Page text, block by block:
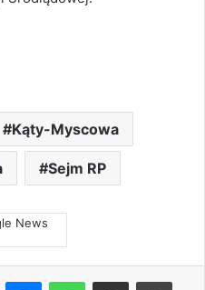
Kąty-Myscowa
Sejm RP
MessengerWhatsAppShare via Email Print